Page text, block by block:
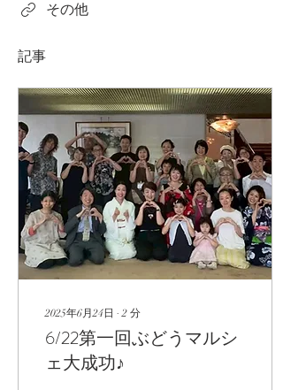
その他
記事
2025年6月24日 ∙2 分
6/22第一回ぶどうマルシ
ェ大成功♪